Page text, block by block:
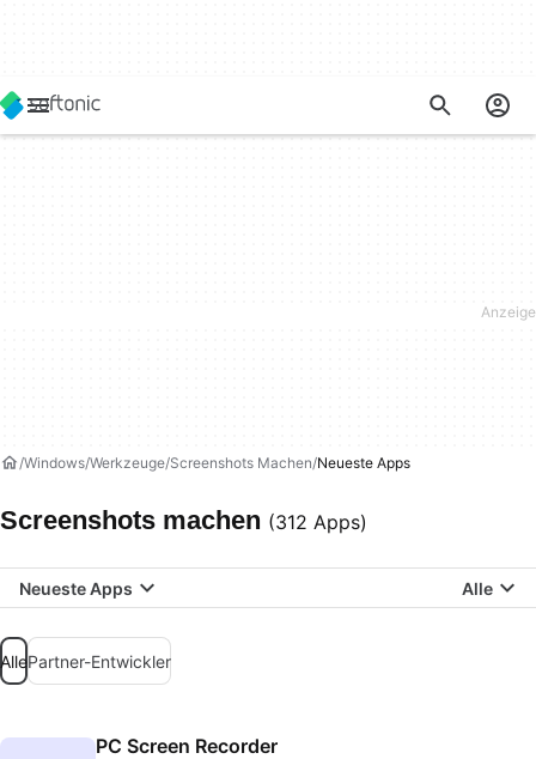
Windows Werkzeuge Screenshots Machen Neueste Apps
Screenshots machen (312 Apps)
Neueste Apps Alle
AllePartner-Entwickler
PC Screen Recorder